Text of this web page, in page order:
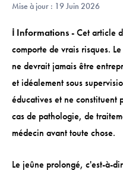
Mise à jour : 19 Juin 2026
ℹ️ Informations - Cet article
comporte de vrais risques.
ne devrait jamais être
et idéalement sous
éducatives et ne constituent
cas de pathologie, de
médecin avant toute chose.
Le jeûne prolongé, c'est-à-